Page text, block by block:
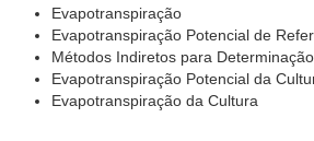
Evapotranspiração
Evapotranspiração Potencial de
Métodos Indiretos para Determinação
Evapotranspiração Potencial da
Evapotranspiração da Cultura